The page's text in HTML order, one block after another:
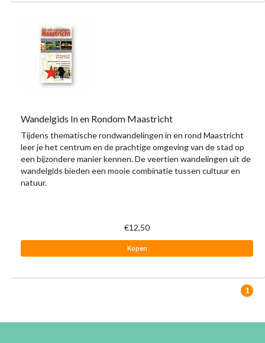
Wandelgids In en Rondom Maastricht
Tijdens thematische rondwandelingen in en rond Maastricht
leer je het centrum en de prachtige omgeving van de stad op
een bijzondere manier kennen. De veertien wandelingen uit de
wandelgids bieden een mooie combinatie tussen cultuur en
natuur.
€12,50
Kopen
1